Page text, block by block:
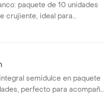
paquete de 10 unidades
crujiente, ideal para
bebidas.
semidulce en paquete
perfecto para acompañar